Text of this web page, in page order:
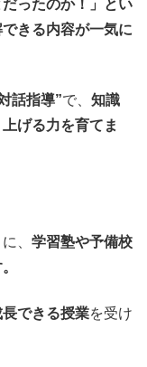
だったのか！」とい
きる内容が一気に
話指導”で、 知識
げる力を育てま
、 学習塾や予備校
長できる授業を受け